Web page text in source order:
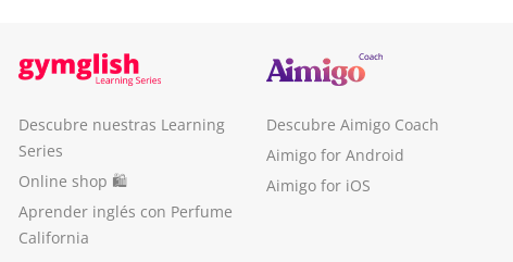
Descubre nuestras Learning
Series
Online shop 🛍
Aprender inglés con Perfume
California
Descubre Aimigo Coach
Aimigo for Android
Aimigo for iOS